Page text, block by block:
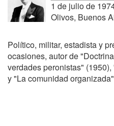
1 de julio de
Olivos, Buenos
Político, militar, estadista y
ocasiones, autor de
verdades peronistas"
y "La comunidad